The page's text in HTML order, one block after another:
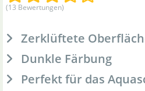
(13 Bewertungen)
Zerklüftete
Dunkle Färbung
Perfekt für das